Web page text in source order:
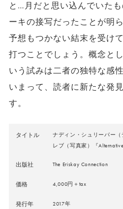
と…月だと思い込んでいた
ーキの接写だったことが明
予想もつかない結末を受け
打つことでしょう。概念と
いう試みは二者の独特な感
いまって、読者に新たな発
す。
タイトル
ナディン・シュリーパー
レブ（写真家）『
出版社 The Eriskay Connection
価格 4,000円＋tax
発行年 2017年